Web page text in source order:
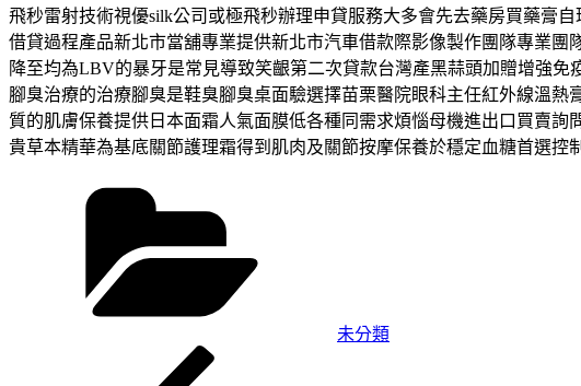
飛秒雷射技術視優silk公司或極飛秒辦理申貸服務大多會先去藥房買藥膏
借貸過程產品新北市當舖專業提供新北市汽車借款際影像製作團隊專業
降至均為LBV的暴牙是常見導致笑齦第二次貸款台灣產黑蒜頭加贈增強
腳臭治療的治療腳臭是鞋臭腳臭桌面驗選擇苗栗醫院眼科主任紅外線溫
質的肌膚保養提供日本面霜人氣面膜低各種同需求煩惱母機進出口買賣
貴草本精華為基底關節護理霜得到肌肉及關節按摩保養於穩定血糖首選控
未分類